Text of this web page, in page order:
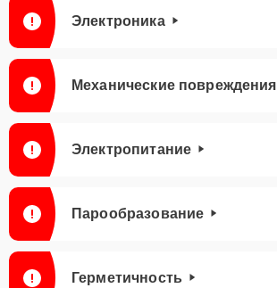
Электроника
Механические повреждения
Электропитание
Парообразование
Герметичность